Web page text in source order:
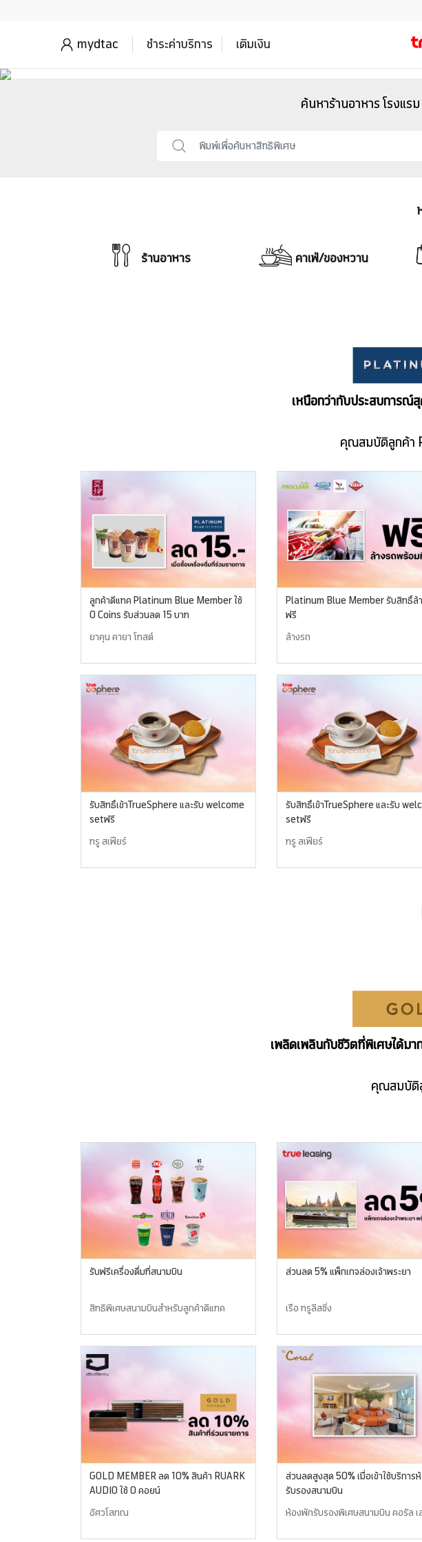
mydtac ชำระค่าบริการ เติมเงิน
ค้นหาร้านอาหาร โรงแ
ร้านอาหาร คาเฟ่/ของหวาน
เหนือกว่ากับประสบการณ์
คุณสมบัติลูกค้า
ลูกค้าดีแทค Platinum Blue Member ใช้
0 Coins รับส่วนลด 15 บาท
ยาคุน คายา โทสต์
Platinum Blue Member รับสิทธิ์ล้
ฟรี
ล้างรถ
รับสิทธิ์เข้าTrueSphere และรับ welcome
setฟรี
ทรู สเฟียร์
รับสิทธิ์เข้าTrueSphere และรับ
setฟรี
ทรู สเฟียร์
เพลิดเพลินกับชีวิตที่พิเศษได้ม
คุณสมบัติ
รับฟรีเครื่องดื่มที่สนามบิน
สิทธิพิเศษสนามบินสำหรับลูกค้าดีแทค
ส่วนลด 5% แพ็กเกจล่องเจ้าพระยา
เรือ ทรูลีสซิ่ง
GOLD MEMBER ลด 10% สินค้า RUARK
AUDIO ใช้ 0 คอยน์
อัศวโสภณ
ส่วนลดสูงสุด 50% เมื่อเข้าใช้บริการ
รับรองสนามบิน
ห้องพักรับรองพิเศษสนามบิน คอรัล เ